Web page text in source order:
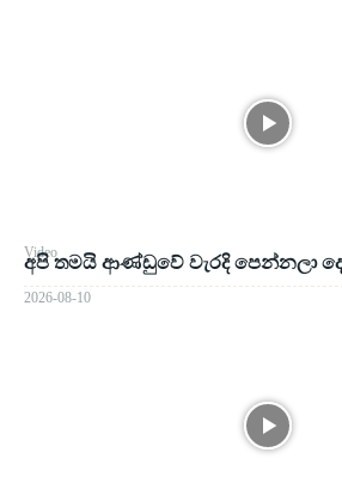
Video
අපි තමයි ආණ්ඩුවේ වැරදි පෙන්නලා
2026-08-10